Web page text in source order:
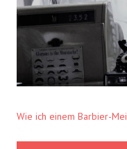
Wie ich einem Barbier-